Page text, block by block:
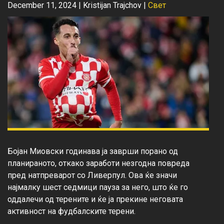
December 11, 2024 | Kristijan Trajchov | Свет
Бојан Миовски годинава ја заврши порано од
планираното, откако заработи незгодна повреда
пред натпреварот со Ливерпул. Ова ќе значи
најмалку шест седмици пауза за него, што ќе го
оддалечи од терените и ќе ја прекине неговата
активност на фудбалските терени.